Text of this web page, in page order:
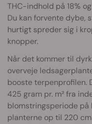
THC-indhold på 18%
Du kan forvente dybe,
hurtigt spreder sig i
knopper.
Når det kommer til
overveje
booste terpenprofilen.
425 gram pr. m² fra
blomstringsperiode
planterne op til 220